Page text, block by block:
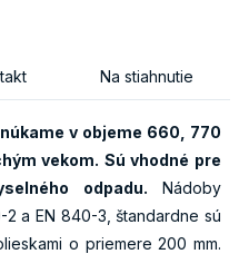
Na stiahnutie
v objeme 660, 770
vekom. Sú vhodné pre
odpadu. Nádoby
a EN 840-3, štandardne sú
o priemere 200 mm.